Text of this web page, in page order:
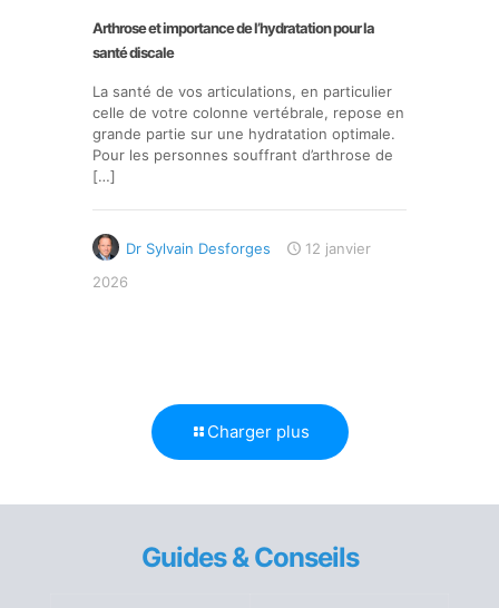
Arthrose et importance de l’hydratation pour la
santé discale
La santé de vos articulations, en particulier
celle de votre colonne vertébrale, repose en
grande partie sur une hydratation optimale.
Pour les personnes souffrant d’arthrose de
[…]
Dr Sylvain Desforges
12 janvier
2026
Charger plus
Guides & Conseils